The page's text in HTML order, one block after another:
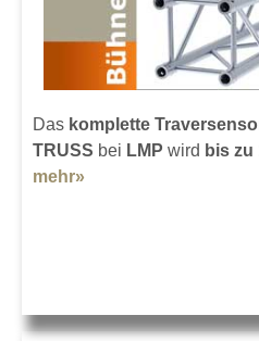
Das komplette
TRUSS bei LMP wird bis
mehr»